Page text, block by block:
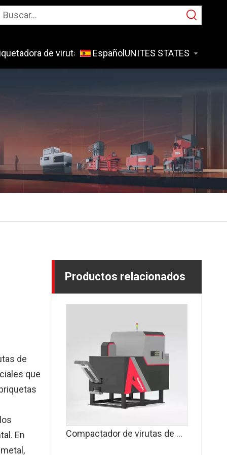
de virutas de metal Solicitud
Español
de
que
En
Productos relacionados
Compactador de virutas de metal (doble salida)